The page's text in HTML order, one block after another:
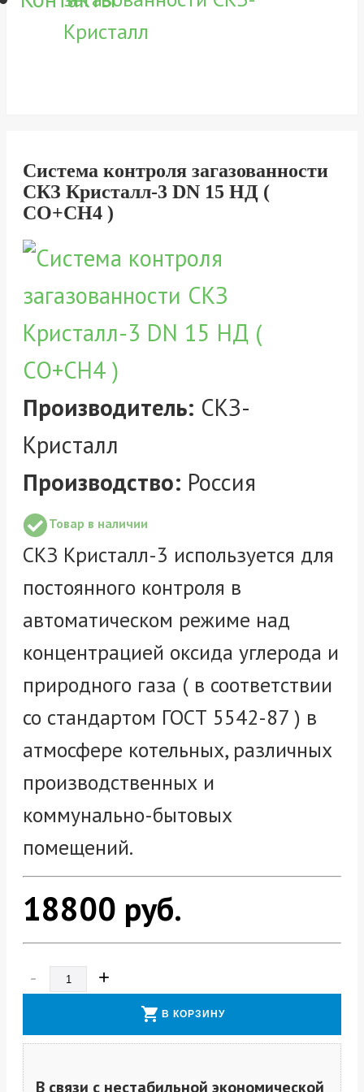
Кристалл
Система контроля загазованности
СКЗ Кристалл-3 DN 15 НД (
CO+CH4 )
Производитель: СКЗ-
Кристалл
Производство: Россия
Товар в наличии
СКЗ Кристалл-3 используется для
постоянного контроля в
автоматическом режиме над
концентрацией оксида углерода и
природного газа ( в соответствии
со стандартом ГОСТ 5542-87 ) в
атмосфере котельных, различных
производственных и
коммунально-бытовых
помещений.
18800 руб.
- +
shopping_cart В КОРЗИНУ
В связи с нестабильной экономической